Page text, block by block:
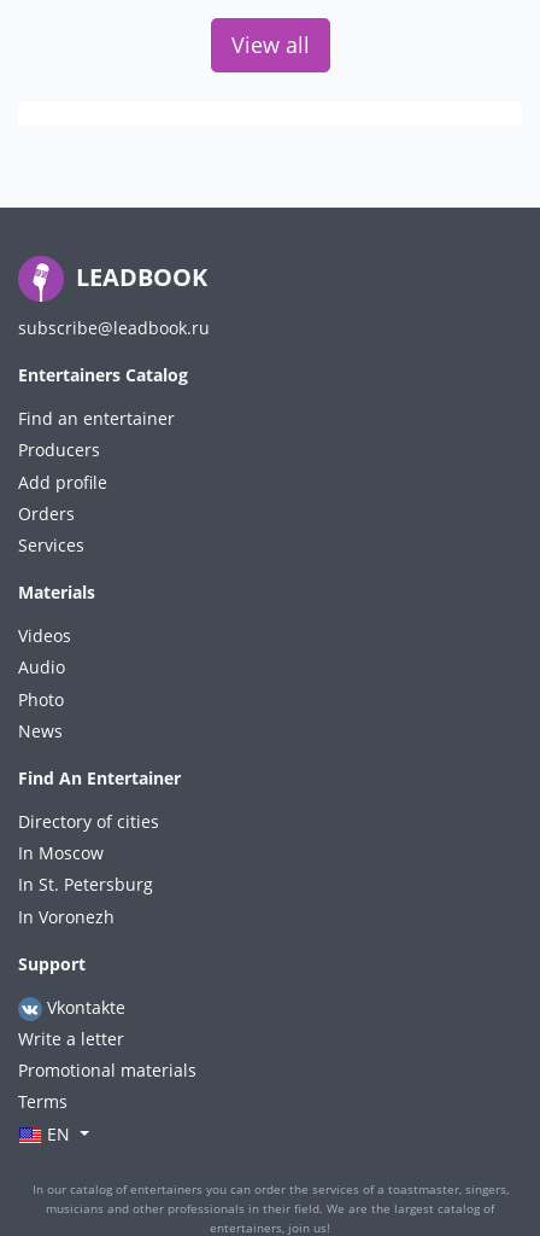
View all
LEADBOOK
subscribe@leadbook.ru
Entertainers Catalog
Find an entertainer
Producers
Add profile
Orders
Services
Materials
Videos
Audio
Photo
News
Find An Entertainer
Directory of cities
In Moscow
In St. Petersburg
In Voronezh
Support
Vkontakte
Write a letter
Promotional materials
Terms
EN
In our catalog of entertainers you can order the services of a toastmaster, singers,
musicians and other professionals in their field. We are the largest catalog of
entertainers, join us!